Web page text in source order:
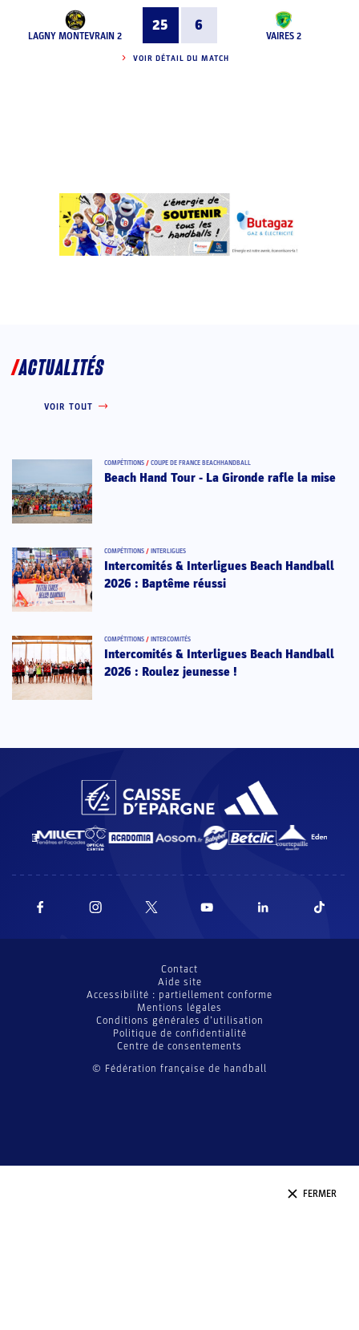
FERMER
LAGNY MONTEVRAIN 2
25 6
VAIRES 2
VOIR DÉTAIL DU MATCH
ACTUALITÉS
VOIR TOUT
COMPÉTITIONS / COUPE DE FRANCE BEACHHANDBALL
Beach Hand Tour - La Gironde rafle la mise
COMPÉTITIONS / INTERLIGUES
Intercomités & Interligues Beach Handball
2026 : Baptême réussi
COMPÉTITIONS / INTERCOMITÉS
Intercomités & Interligues Beach Handball
2026 : Roulez jeunesse !
© Fédération française de handball
Contact
Aide site
Accessibilité : partiellement conforme
Mentions légales
Conditions générales d’utilisation
Politique de confidentialité
Centre de consentements